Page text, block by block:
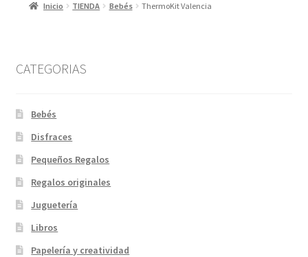
Inicio TIENDA Bebés ThermoKit Valencia
CATEGORIAS
Bebés
Disfraces
Pequeños Regalos
Regalos originales
Juguetería
Libros
Papelería y creatividad